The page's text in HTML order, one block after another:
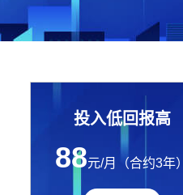
投入低回报高
88元/月（合约3年）